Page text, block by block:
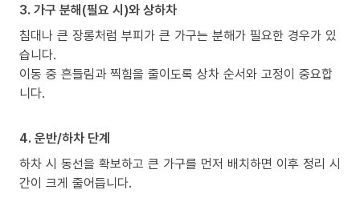
3. 가구 분해(필요 시)와 상하차
침대나 큰 장롱처럼 부피가 큰 가구는 분해가 필요한 경우가 있
습니다.
이동 중 흔들림과 찍힘을 줄이도록 상차 순서와 고정이 중요합
니다.
4. 운반/하차 단계
하차 시 동선을 확보하고 큰 가구를 먼저 배치하면 이후 정리 시
간이 크게 줄어듭니다.